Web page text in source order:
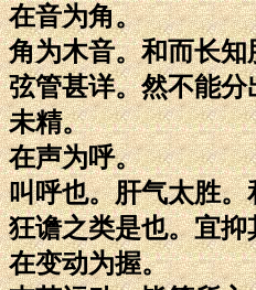
在音为角。
角为木音。和而长
弦管甚详。然不能
未精。
在声为呼。
叫呼也。肝气太胜
狂谵之类是也。宜抑
在变动为握。